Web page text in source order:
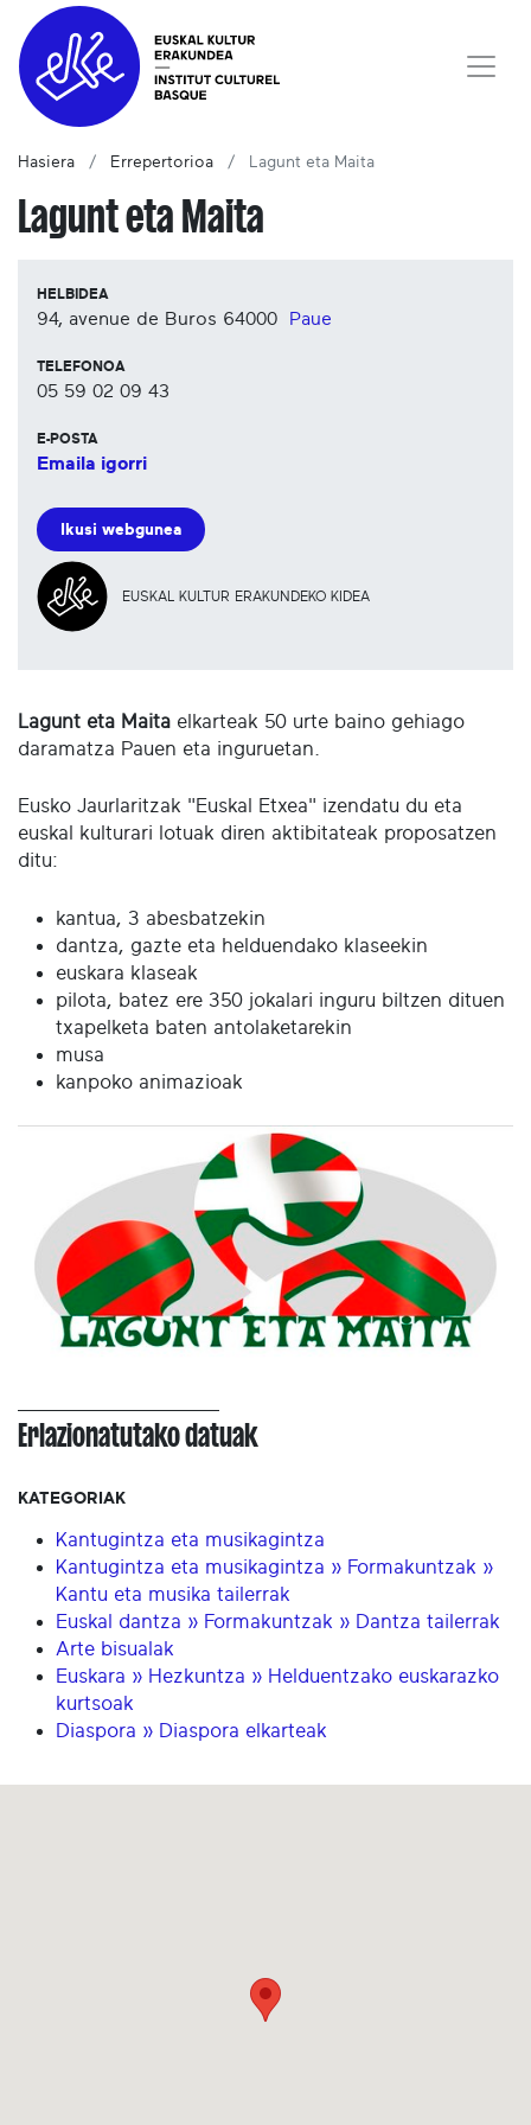
Hasiera Errepertorioa Lagunt eta Maita
Lagunt eta Maita
HELBIDEA
94, avenue de Buros 64000 Paue
TELEFONOA
05 59 02 09 43
E-POSTA
Emaila igorri
Ikusi webgunea
EUSKAL KULTUR ERAKUNDEKO KIDEA
Lagunt eta Maita elkarteak 50 urte baino gehiago
daramatza Pauen eta inguruetan.
Eusko Jaurlaritzak "Euskal Etxea" izendatu du eta
euskal kulturari lotuak diren aktibitateak proposatzen
ditu:
kantua, 3 abesbatzekin
dantza, gazte eta helduendako klaseekin
euskara klaseak
pilota, batez ere 350 jokalari inguru biltzen dituen
txapelketa baten antolaketarekin
musa
kanpoko animazioak
Erlazionatutako datuak
KATEGORIAK
Kantugintza eta musikagintza
Kantugintza eta musikagintza » Formakuntzak »
Kantu eta musika tailerrak
Euskal dantza » Formakuntzak » Dantza tailerrak
Arte bisualak
Euskara » Hezkuntza » Helduentzako euskarazko
kurtsoak
Diaspora » Diaspora elkarteak